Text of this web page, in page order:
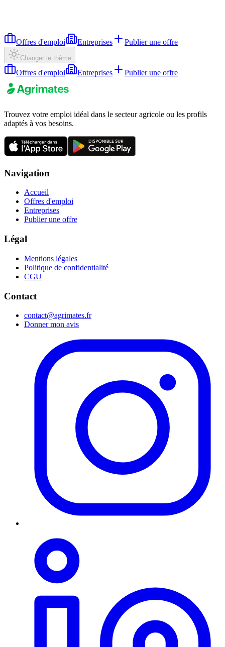
Offres d'emploi Entreprises Publier une offre
Changer le thème
Offres d'emploi Entreprises Publier une offre
Trouvez votre emploi idéal dans le secteur agricole ou les profils
adaptés à vos besoins.
Navigation
Accueil
Offres d'emploi
Entreprises
Publier une offre
Légal
Mentions légales
Politique de confidentialité
CGU
Contact
contact@agrimates.fr
Donner mon avis